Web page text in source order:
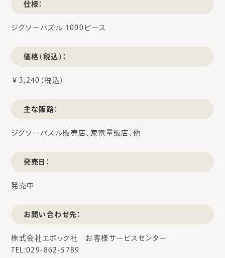
仕様：
ジグソーパズル 1000ピース
価格（税込）：
￥3,240（税込）
主な販路：
ジグソーパズル販売店、家電量販店、他
発売日：
発売中
お問い合わせ先：
株式会社エポック社 お客様サービスセンター
TEL:029-862-5789